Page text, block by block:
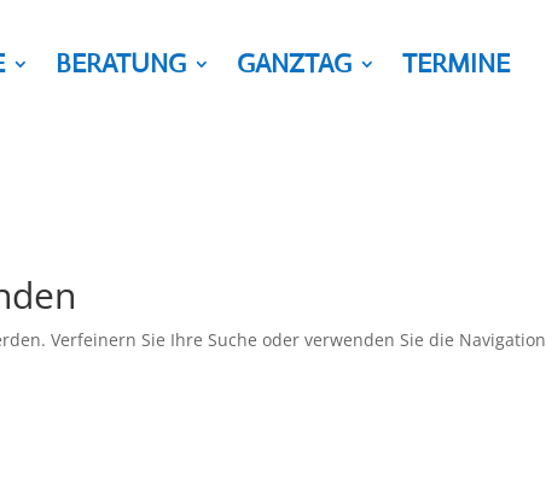
BERATUNG GANZTAG TERMINE
Verfeinern Sie Ihre Suche oder verwenden Sie die Navigation